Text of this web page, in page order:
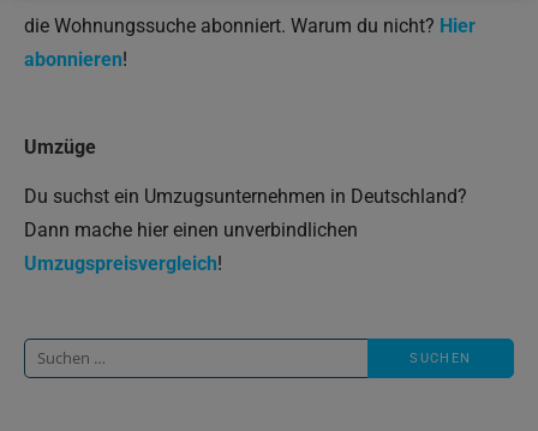
die Wohnungssuche abonniert. Warum du nicht? Hier
abonnieren!
Umzüge
Du suchst ein Umzugsunternehmen in Deutschland?
Dann mache hier einen unverbindlichen
Umzugspreisvergleich!
Suche